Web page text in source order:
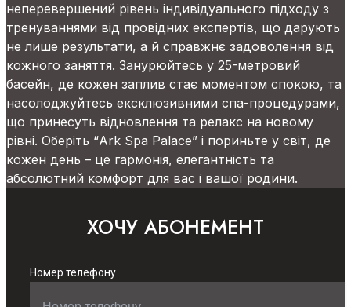
неперевершений рівень індивідуального підходу з
тренуваннями від провідних експертів, що дарують
не лише результати, а й справжнє задоволення від
кожного заняття. Занурюйтесь у 25-метровий
басейн, де кожен заплив стає моментом спокою, та
насолоджуйтесь ексклюзивними спа-процедурами,
що принесуть відновлення та релакс на новому
рівні. Оберіть “Ark Spa Palace” і пориньте у світ, де
кожен день – це гармонія, елегантність та
абсолютний комфорт для вас і вашої родини.
ХОЧУ АБОНЕМЕНТ
Номер телефону